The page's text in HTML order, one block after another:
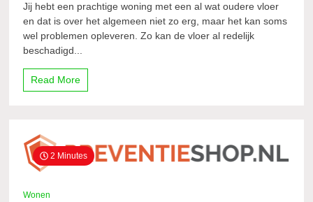
Jij hebt een prachtige woning met een al wat oudere vloer
en dat is over het algemeen niet zo erg, maar het kan soms
wel problemen opleveren. Zo kan de vloer al redelijk
beschadigd...
Read More
2 Minutes
Wonen